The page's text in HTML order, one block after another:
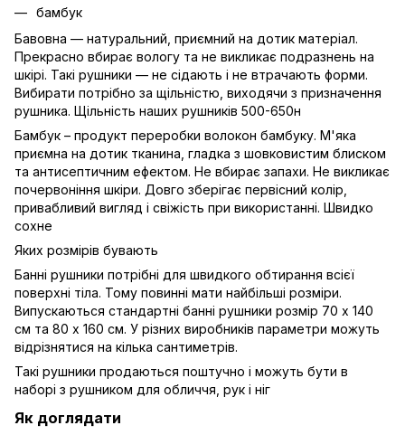
бамбук
Бавовна — натуральний, приємний на дотик матеріал.
Прекрасно вбирає вологу та не викликає подразнень на
шкірі. Такі рушники — не сідають і не втрачають форми.
Вибирати потрібно за щільністю, виходячи з призначення
рушника. Щільність наших рушників 500-650н
Бамбук – продукт переробки волокон бамбуку. М'яка
приємна на дотик тканина, гладка з шовковистим блиском
та антисептичним ефектом. Не вбирає запахи. Не викликає
почервоніння шкіри. Довго зберігає первісний колір,
привабливий вигляд і свіжість при використанні. Швидко
сохне
Яких розмірів бувають
Банні рушники потрібні для швидкого обтирання всієї
поверхні тіла. Тому повинні мати найбільші розміри.
Випускаються стандартні банні рушники розмір 70 х 140
см та 80 х 160 см. У різних виробників параметри можуть
відрізнятися на кілька сантиметрів.
Такі рушники продаються поштучно і можуть бути в
наборі з рушником для обличчя, рук і ніг
Як доглядати